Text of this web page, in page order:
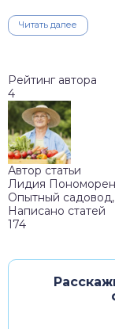
Читать далее
Рейтинг автора
4
Автор статьи
Лидия
Опытный
Написано статей
174